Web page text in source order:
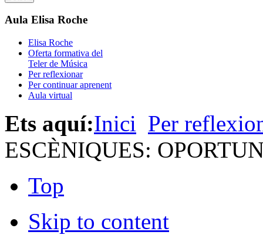
Aula Elisa Roche
Elisa Roche
Oferta formativa del
Teler de Música
Per reflexionar
Per continuar aprenent
Aula virtual
Ets aquí:Inici Per
ESCÈNIQUES:
Top
Skip to content